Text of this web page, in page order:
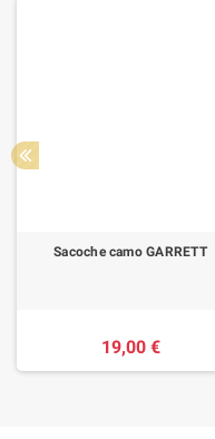
Sacoche camo GARRETT
19,00 €